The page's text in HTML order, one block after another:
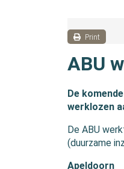
Print
ABU
De
werklozen
De ABU
(duurzame
Apeldoorn